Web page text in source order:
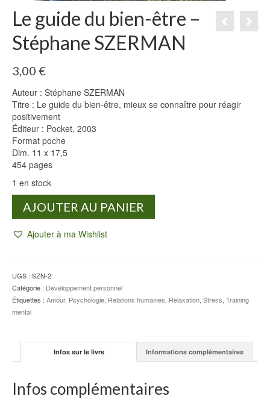
Le guide du bien-être –
Stéphane SZERMAN
3,00 €
Auteur : Stéphane SZERMAN
Titre : Le guide du bien-être, mieux se connaître pour réagir
positivement
Éditeur : Pocket, 2003
Format poche
Dim. 11 x 17,5
454 pages
1 en stock
guide
être
-
Stéphane
SZERMAN
AJOUTER AU PANIER
Ajouter à ma Wishlist
UGS : SZN-2
Catégorie : Développement personnel
Étiquettes : Amour, Psychologie, Relations humaines, Relaxation, Stress, Training
mental
Infos sur le livre Informations complémentaires
Infos complémentaires